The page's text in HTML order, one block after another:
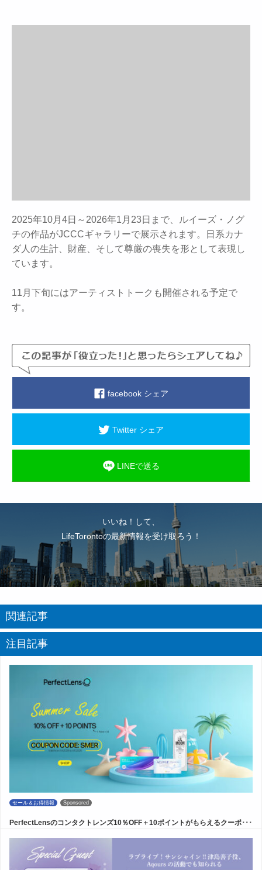
2025年10月4日～2026年1月23日まで、ルイーズ・ノグ
チの作品がJCCCギャラリーで展示されます。日系カナ
ダ人の生計、財産、そして尊厳の喪失を形として表現し
ています。
11月下旬にはアーティストトークも開催される予定で
す。
facebook シェア
Twitter シェア
LINEで送る
いいね！して、
LifeTorontoの最新情報を受け取ろう！
関連記事
注目記事
セール＆お得情報 Sponsored
PerfectLensのコンタクトレンズ10％OFF＋10ポイントがもらえるクーポ･･･